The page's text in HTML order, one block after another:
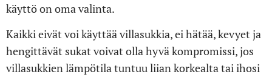
käyttö on oma valinta.
Kaikki eivät voi käyttää villasukkia, ei hätää, kevyet ja
hengittävät sukat voivat olla hyvä kompromissi, jos
villasukkien lämpötila tuntuu liian korkealta tai ihosi